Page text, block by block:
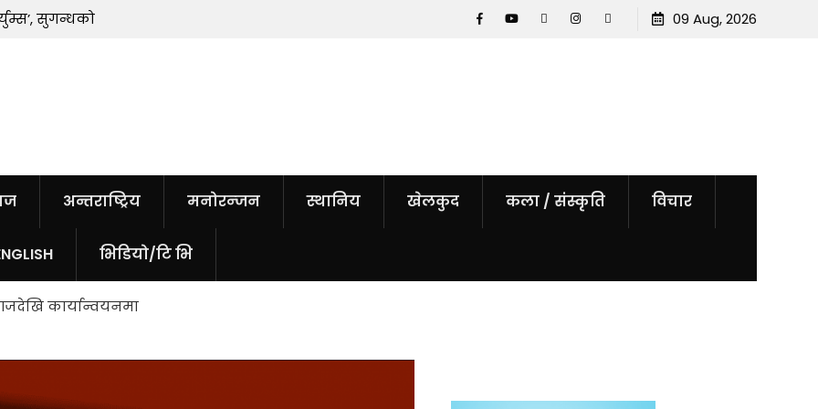
सुगन्धको
बाघ र चितुवा अनुगमन गर्न क्यामरा जडान
09 Aug, 2026
अन्तराष्ट्रिय मनोरन्जन स्थानिय खेलकुद कला / संस्कृति विचार
भिडियो/टि भि
कार्यान्वयनमा